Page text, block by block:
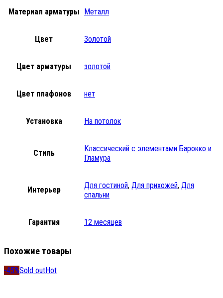
Материал арматуры Металл
Цвет Золотой
Цвет арматуры золотой
Цвет плафонов нет
Установка На потолок
Стиль
Классический с элементами Барокко и
Гламурa
Интерьер Для гостиной, Для прихожей, Для
спальни
Гарантия 12 месяцев
Похожие товары
-45%Sold outHot